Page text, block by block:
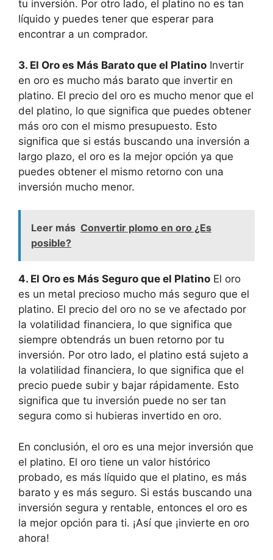
tu inversión. Por otro lado, el platino no es tan
líquido y puedes tener que esperar para
encontrar a un comprador.
3. El Oro es Más Barato que el Platino Invertir
en oro es mucho más barato que invertir en
platino. El precio del oro es mucho menor que el
del platino, lo que significa que puedes obtener
más oro con el mismo presupuesto. Esto
significa que si estás buscando una inversión a
largo plazo, el oro es la mejor opción ya que
puedes obtener el mismo retorno con una
inversión mucho menor.
Leer más Convertir plomo en oro ¿Es
posible?
4. El Oro es Más Seguro que el Platino El oro
es un metal precioso mucho más seguro que el
platino. El precio del oro no se ve afectado por
la volatilidad financiera, lo que significa que
siempre obtendrás un buen retorno por tu
inversión. Por otro lado, el platino está sujeto a
la volatilidad financiera, lo que significa que el
precio puede subir y bajar rápidamente. Esto
significa que tu inversión puede no ser tan
segura como si hubieras invertido en oro.
En conclusión, el oro es una mejor inversión que
el platino. El oro tiene un valor histórico
probado, es más líquido que el platino, es más
barato y es más seguro. Si estás buscando una
inversión segura y rentable, entonces el oro es
la mejor opción para ti. ¡Así que ¡invierte en oro
ahora!